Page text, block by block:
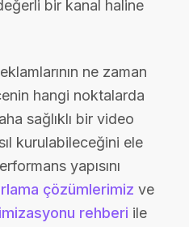
bir kanal haline
ne zaman
hangi noktalarda
sağlıklı bir video
kurulabileceğini ele
yapısını
çözümlerimiz ve
rehberi ile